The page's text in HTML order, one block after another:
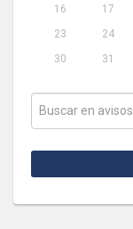
16
17
23
24
30
31